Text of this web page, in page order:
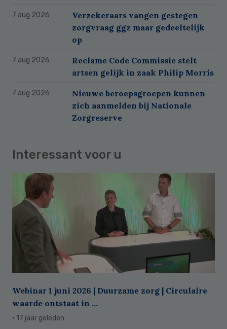
7 aug 2026
Verzekeraars vangen gestegen
zorgvraag ggz maar gedeeltelijk
op
7 aug 2026
Reclame Code Commissie stelt
artsen gelijk in zaak Philip Morris
7 aug 2026
Nieuwe beroepsgroepen kunnen
zich aanmelden bij Nationale
Zorgreserve
Interessant voor u
Webinar 1 juni 2026 | Duurzame zorg | Circulaire
waarde ontstaat in ...
· 17 jaar geleden